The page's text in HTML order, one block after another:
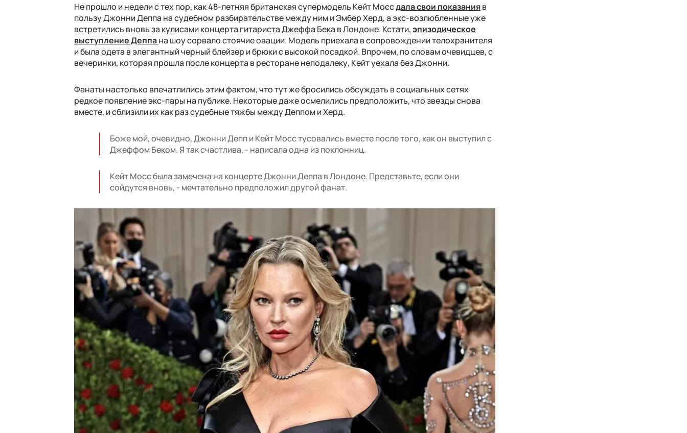
Не прошло и недели с тех пор, как 48-летняя британская супермодель Кейт Моссдала свои показанияв
пользу Джонни Деппа на судебном разбирательстве между ним и Эмбер Херд, а экс-возлюбленные уже
встретились вновь за кулисами концерта гитариста Джеффа Бека в Лондоне. Кстати,эпизодическое
выступление Деппана шоу сорвало стоячие овации. Модель приехала в сопровождении телохранителя
и была одета в элегантный черный блейзер и брюки с высокой посадкой. Впрочем, по словам очевидцев, с
вечеринки, которая прошла после концерта в ресторане неподалеку, Кейт уехала без Джонни.
Фанаты настолько впечатлились этим фактом, что тут же бросились обсуждать в социальных сетях
редкое появление экс-пары на публике. Некоторые даже осмелились предположить, что звезды снова
вместе, и сблизили их как раз судебные тяжбы между Деппом и Херд.
Боже мой, очевидно, Джонни Депп и Кейт Мосс тусовались вместе после того, как он выступил с
Джеффом Беком. Я так счастлива, - написала одна из поклонниц.
Кейт Мосс была замечена на концерте Джонни Деппа в Лондоне. Представьте, если они
сойдутся вновь, - мечтательно предположил другой фанат.